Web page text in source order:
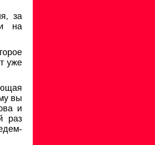
за
на
уже
вы
и
раз